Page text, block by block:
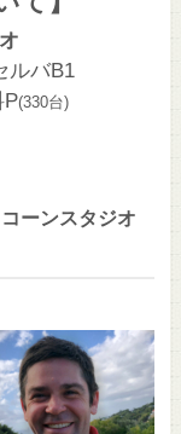
ルバB1
(330台)
コーンスタジオ